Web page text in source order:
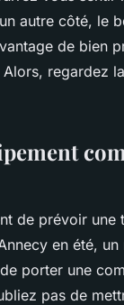
autre côté, le
de bien
regardez
de prévoir une
en été,
porter une
pas de